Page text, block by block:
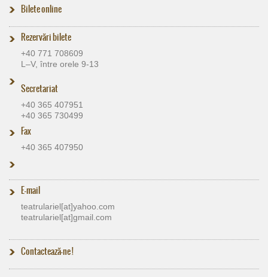
Bilete online
Rezervări bilete
+40 771 708609
L–V, între orele 9-13
Secretariat
+40 365 407951
+40 365 730499
Fax
+40 365 407950
E-mail
teatrulariel[at]​yahoo.com
teatrulariel[at]​gmail.com
Contactează-ne !